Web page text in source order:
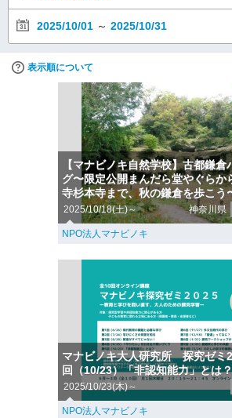
2025/10/01 ～ 2025/10/31
表示順について
【マナビノキ自然学校】古都鎌倉
グ〜限定公開まんだら堂やぐらか
寺杉本寺まで、秋の鎌倉を歩こう
2025/10/18(土)～ 神奈川県
NPO法人マナビノキ
マナビノキ大人研究所 探究ゼ
回（10/23）「非認知能力」とは？
2025/10/23(木)～
NPO法人マナビノキ